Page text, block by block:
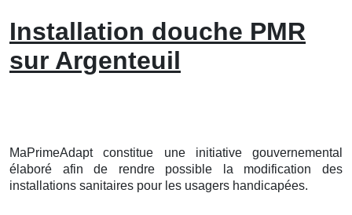
Installation douche PMR
sur Argenteuil
MaPrimeAdapt constitue une initiative gouvernemental
élaboré afin de rendre possible la modification des
installations sanitaires pour les usagers handicapées.